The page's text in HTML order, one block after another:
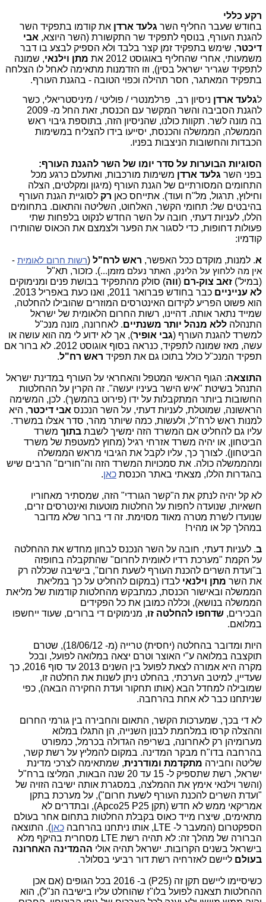
רקע כללי
בחודש שעבר החליף השר גלעד ארדן את קודמו בתפקיד השר
להגנת העורף, בנוסף לתפקיד שר התקשורת (השר היוצא, אבי
דיכטר, שימש בתפקיד זמן קצר בלבד ולא הספיק לבצע בו דבר
משמעותי, אחרי שהחליף באוגוסט 2012 את
מתן וילנאי, שמונה
לתפקיד שגריר ישראל בסין), וזו הזדמנות מתאימה לאחל לו הצלחה
בתפקיד המאתגר, חסר תהילה וכפוי הטובה - בהגנת העורף.
לגלעד ארדן ניסיון רב, פרלמנטרי / פוליטי / מיניסטריאלי, כשר
להגנת הסביבה והשר המקשר עם הכנסת, זאת החל מ- 2009
בה מונה לשר. תקוות כולנו, שהניסיון הזה, בתוספת גיבוי ראש
הממשלה, הממשלה והכנסת, יסייעו בידו להצליח במשימות
הכבדות והחשובות הניצבות בפניו.
הסוגיות הבוערות על סדר יומו של השר להגנת העורף:
בפני השר גלעד ארדן משימות מורכבות, ואתעלם כרגע מכל
התחומים המסורתיים של הגנת העורף (מיגון ומקלטים, הצלה
וחילוץ, תרגול, מל"ח ועוד). אתייחס כאן רק לסוגיית הגנת העורף
בהיבטים של: תחומי הקשר, האלחוט, השליטה והתאום. בתחומים
הללו, לעניות דעתי, חובה על השר החדש לנקוט בלפחות שתי
פעולות דחופות, כדי לסגור את הפער ולצמצם את הכאוס שהותירו
קודמיו:
א. למנות, מוקדם ככל האפשר, ראש לרח"ל (רשות חרום לאומית -
אין מה ללחוץ על הלינק, האתר נעלם מזמן...). כזכור, תא"ל
(במיל') זאב צוק-רם (ווה) סולק מהתפקיד בבושת פנים ומנימוקים
לא ענייניים
כבר בחודש פברואר 2011, ואנו כעת באפריל 2013.
הוא פשוט הפריע לקידום האינטרסים המוזרים שהובילו להחלטה,
שמייד נתאר אותה. דהיינו, רשות החרום הלאומית של ישראל
התנהלה ללא מנהל יותר משנתיים. לאחרונה, מונה מנכ"ל
למשרד להגנת העורף (גבי אופיר), אך לא ידוע לי מה הוא עושה או
עשה, מאז שמונה לתפקיד, כנראה בסוף אוגוסט 2012. לא ברור אם
תפקיד המנכ"ל כולל בתוכו גם את תפקיד ראש רח"ל.
התוצאה: הגוף הראשי המטפל והאחראי על העורף במדינת ישראל
התנהל בשיטת "איש הישר בעיניו יעשה". זה הקרין על ההחלטות
החשובות ביותר המתקבלות על ידו (פירוט בהמשך). לכן, המשימה
הראשונה, שמוטלת, לעניות דעתי, על השר הנכנס אבי דיכטר, היא
למנות ראש לרח"ל, ולעשות, כמה שיותר מהר, סדר אצלו במשרד.
עליו גם להחליט אם המשרד הזה ימשיך לשבת בתוך משרד
הביטחון, או יהיה משרד אזרחי רגיל (מחוץ למעטפת של משרד
הביטחון). לצורך כך, עליו לקבל את הגיבוי מראש הממשלה
ומהממשלה כולה. את סמכויות המשרד הזה וה"חורים" הרבים שיש
בהגדרות הללו, מצאתי באתר הכנסת כאן.
לא קל יהיה לנתק את ה"קשר הגורדי" הזה, שמסתיר מאחוריו
חשאיות, שנועדה לחפות על החלטות מוטעות ואינטרסים זרים,
שנועדו לשרת מטרה מאוד מסוימת. זה די ברור שלא מדובר
במהלך קל או מהיר!
ב. לעניות דעתי, חובה על השר הנכנס לבחון מחדש את ההחלטה
על הקמת "מערכת רדיו לאומית לחרום" שהתקבלה בחופזה
ב"ועדת השרים להכנת העורף לשעת חרום", בישיבה שכללה רק
את השר מתן וילנאי לבדו (במקום להחליט על כך במליאת
הממשלה ובאישור הכנסת, כמתבקש מהחלטות קודמות של מליאת
הממשלה בנושא), וכללה כמובן את כל הפקידים
הבכירים, שדחפו להחלטה זו, מנימוקים די ברורים, שעוד ייחשפו
במלואם.
היות ומדובר בהחלטה (יחסית) טרייה (מ- 18/06/12), שטרם
תוקצבה במלואה ע"י האוצר וטרם יצאה במלואה לפועל, ובכל
מקרה היא אמורה לצאת לפועל בין השנים 2013 עד סוף 2016, כך
שעדיין, למיטב הערכתי, בהחלט ניתן לשנות את החלטה זו,
שמובילה למחדל הבא (אותו תחקור ועדת החקירה הבאה), כפי
שניתחנו כבר לא אחת בהרחבה.
לא די בכך, שמערכות הקשר, התאום והחבירה בין גורמי החרום
וההצלה קרסו במלחמת לבנון השנייה, הן התגלו במלוא
מערומיהן רק לאחרונה, בשריפה הגדולה בכרמל, כמפורט
בהרחבה בדו"ח מבקר המדינה. במקום להמליץ על רשת קשר,
שליטה וחבירה מתקדמת ומודרנית, שמתאימה לצרכי מדינת
ישראל, רשת שתספיק ל- 15 עד 20 שנה הבאות, המליצו ברח"ל
(והשר וילנאי אימץ את ההמלצה, במסגרת אותה ישיבה הזויה של
"ועדת השרים להכנת העורף לשעת חרום"), על מערכת בתקן
אמריקאי ממש לא חדש (תקן Apco25 P25), ובתדרים לא
מתאימים, שיצרו מייד כאוס בקבלת החלטות בתחום אחר בעולם
הספקטרום (המעבר ל- LTE, אותו ניתחנו בהרחבה
כאן). התוצאה
הברורה של מהלך זה: לא תהיה רשת LTE מסחרית בהיקף מלא
בישראל בשנים הקרובות. ישראל תהיה אולי ההמדינה האחרונה
בעולם ליישם לאזרחיה רשת דור רביעי בסלולר.
כשיסיימו ליישם תקן זה (P25) ב- 2016 בכל הגופים (אם אכן
ההחלטות תצאנה לפועל בלו"ז שהוחלט עליו בישיבה הנ"ל), הוא